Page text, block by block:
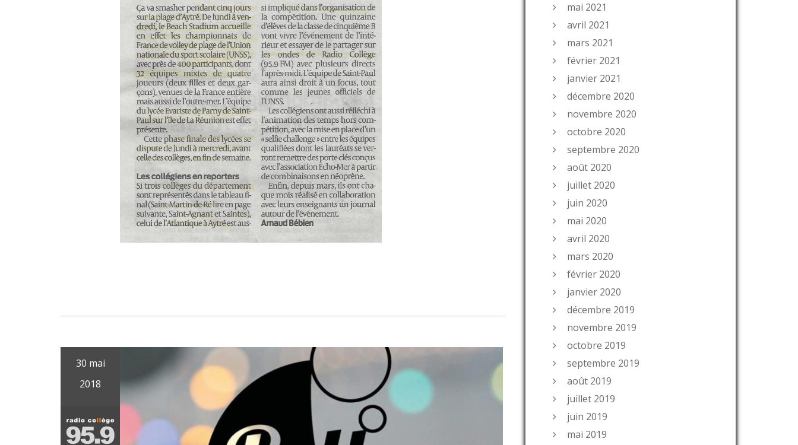
30 mai
2018
mai 2021
avril 2021
mars 2021
février 2021
janvier 2021
décembre 2020
novembre 2020
octobre 2020
septembre 2020
août 2020
juillet 2020
juin 2020
mai 2020
avril 2020
mars 2020
février 2020
janvier 2020
décembre 2019
novembre 2019
octobre 2019
septembre 2019
août 2019
juillet 2019
juin 2019
mai 2019